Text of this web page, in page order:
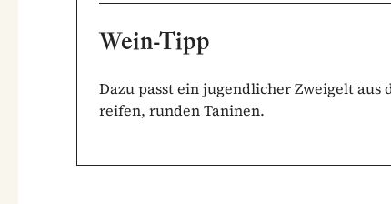
Wein-Tipp
Dazu passt ein jugendlicher Zweigelt
reifen, runden Taninen.